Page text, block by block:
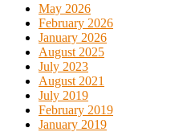
May 2026
February 2026
January 2026
August 2025
July 2023
August 2021
July 2019
February 2019
January 2019